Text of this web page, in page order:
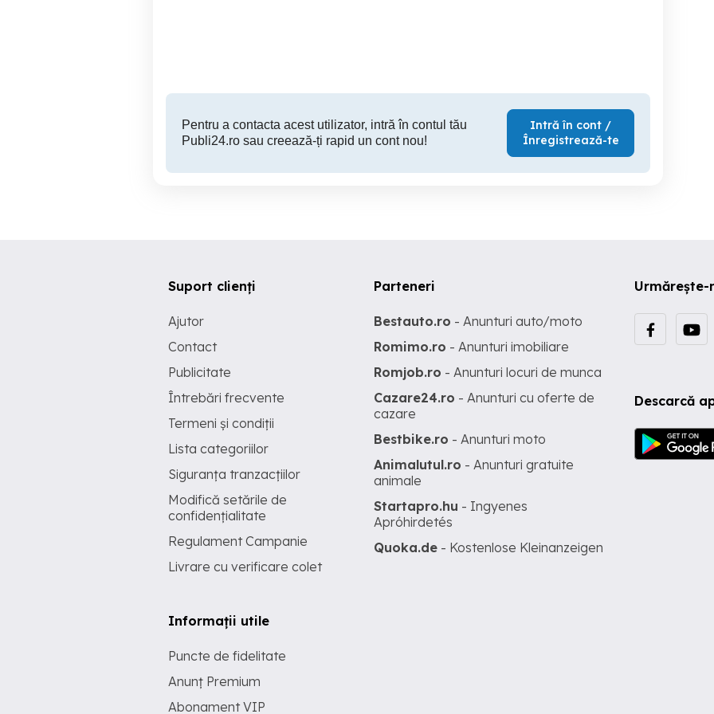
Pentru a contacta acest utilizator, intră în contul tău
Publi24.ro sau creează-ți rapid un cont nou!
Intră în cont /
Înregistrează-te
Urmărește-
Descarcă
Suport clienți
Ajutor
Contact
Publicitate
Întrebări frecvente
Termeni și condiții
Lista categoriilor
Siguranța tranzacțiilor
Modifică setările de
confidențialitate
Regulament Campanie
Livrare cu verificare colet
Informații utile
Puncte de fidelitate
Anunț Premium
Abonament VIP
Parteneri
Bestauto.ro - Anunturi auto/moto
Romimo.ro - Anunturi imobiliare
Romjob.ro - Anunturi locuri de munca
Cazare24.ro - Anunturi cu oferte de
cazare
Bestbike.ro - Anunturi moto
Animalutul.ro - Anunturi gratuite
animale
Startapro.hu - Ingyenes
Apróhirdetés
Quoka.de - Kostenlose Kleinanzeigen